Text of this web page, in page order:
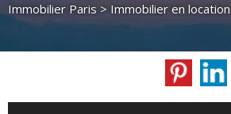
Immobilier Paris > Immobilier en